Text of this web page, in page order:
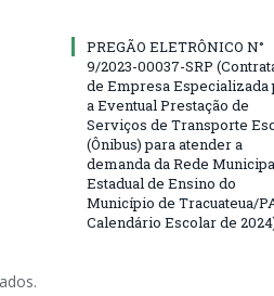
PREGÃO ELETRÔNICO N°
9/2023-00037-SRP
de Empresa Especializada
a Eventual Prestação de
Serviços de Transporte
(Ônibus) para atender a
demanda da Rede
Estadual de Ensino do
Município de Tracuateua/
Calendário Escolar de